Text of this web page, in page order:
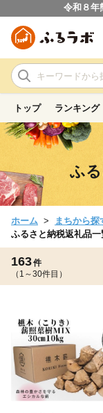
令和８年
トップ ランキング
ふ
ホーム まちから探
ふるさと納税返礼品一
163件
（1～30件目）